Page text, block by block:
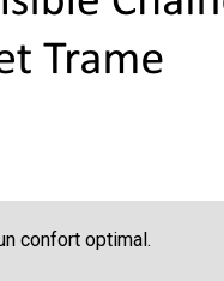
confort optimal.